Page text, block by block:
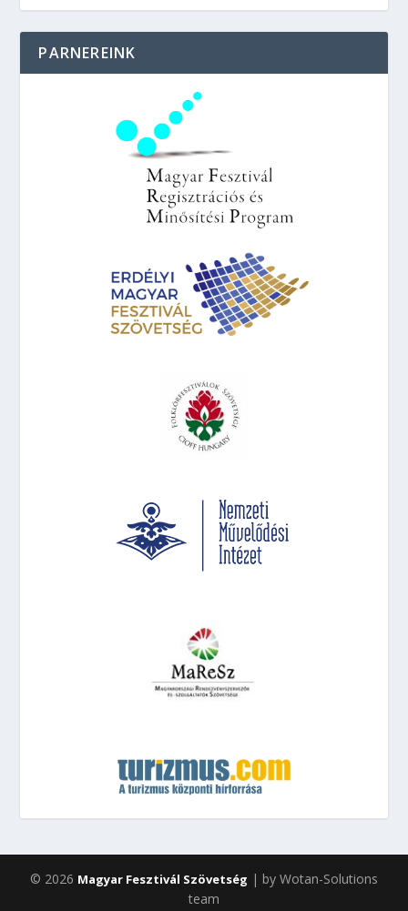
PARNEREINK
© 2026 Magyar Fesztivál Szövetség | by Wotan-Solutions
team